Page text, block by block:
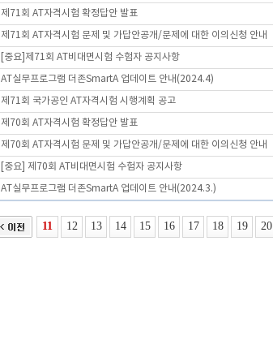
제71회 AT자격시험 확정답안 발표
제71회 AT자격시험 문제 및 가답안공개/문제에 대한 이의신청 안내
[중요]제71회 AT비대면시험 수험자 공지사항
AT실무프로그램 더존SmartA 업데이트 안내(2024.4)
제71회 국가공인 AT자격시험 시행계획 공고
제70회 AT자격시험 확정답안 발표
제70회 AT자격시험 문제 및 가답안공개/문제에 대한 이의신청 안내
[중요] 제70회 AT비대면시험 수험자 공지사항
AT실무프로그램 더존SmartA 업데이트 안내(2024.3.)
11 12 13 14 15 16 17 18 19 20